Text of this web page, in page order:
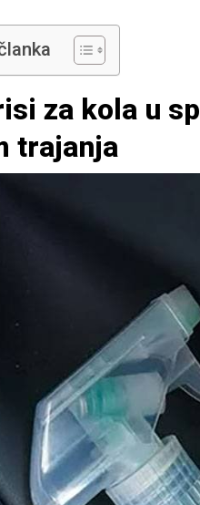
za kola u
trajanja